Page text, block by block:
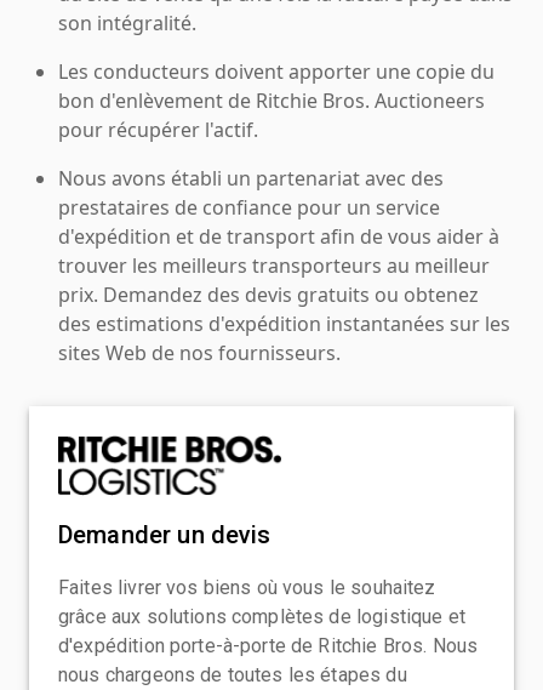
son intégralité.
Les conducteurs doivent apporter une copie du
bon d'enlèvement de Ritchie Bros. Auctioneers
pour récupérer l'actif.
Nous avons établi un partenariat avec des
prestataires de confiance pour un service
d'expédition et de transport afin de vous aider à
trouver les meilleurs transporteurs au meilleur
prix. Demandez des devis gratuits ou obtenez
des estimations d'expédition instantanées sur les
sites Web de nos fournisseurs.
Demander un devis
Faites livrer vos biens où vous le souhaitez
grâce aux solutions complètes de logistique et
d'expédition porte-à-porte de Ritchie Bros. Nous
nous chargeons de toutes les étapes du